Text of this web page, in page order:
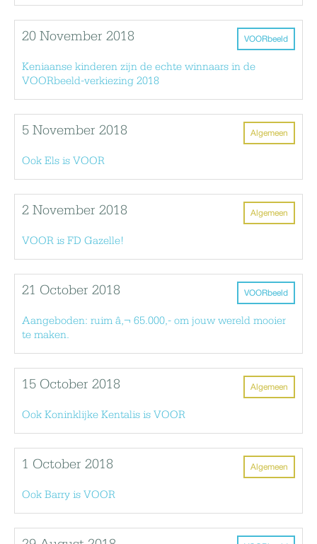
VOORbeeld
20 November 2018
Keniaanse kinderen zijn de echte winnaars in de
VOORbeeld-verkiezing 2018
Algemeen
5 November 2018
Ook Els is VOOR
Algemeen
2 November 2018
VOOR is FD Gazelle!
VOORbeeld
21 October 2018
Aangeboden: ruim â‚¬ 65.000,- om jouw wereld mooier
te maken.
Algemeen
15 October 2018
Ook Koninklijke Kentalis is VOOR
Algemeen
1 October 2018
Ook Barry is VOOR